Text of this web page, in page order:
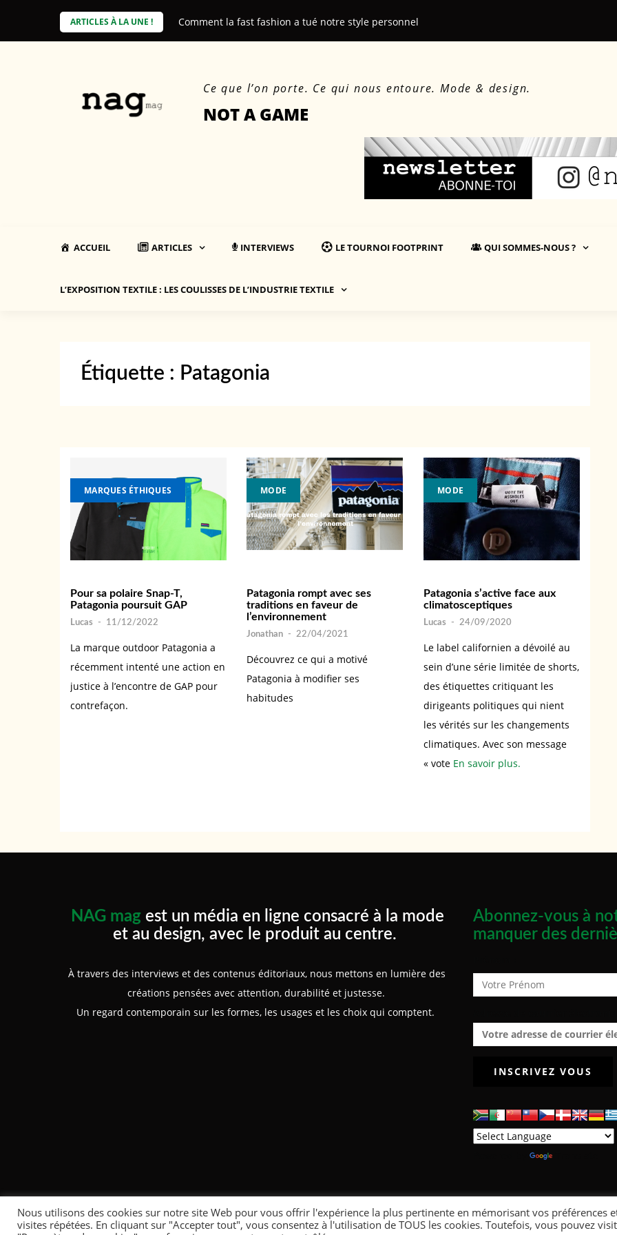
ARTICLES À LA UNE !
environnemental des produits Comment la fast fashion a tué notre style personnel
Ce que l’on porte. Ce qui nous entoure. Mode & design.
NOT A GAME
ACCUEIL ARTICLES INTERVIEWS LE TOURNOI FOOTPRINT QUI SOMMES-NOUS ?
L’EXPOSITION TEXTILE : LES COULISSES DE L’INDUSTRIE TEXTILE
Étiquette : Patagonia
MARQUES ÉTHIQUES
Pour sa polaire Snap-T,
Patagonia poursuit GAP
Lucas - 11/12/2022
La marque outdoor Patagonia a
récemment intenté une action en
justice à l’encontre de GAP pour
contrefaçon.
MODE
Patagonia rompt avec ses
traditions en faveur de
l’environnement
Jonathan - 22/04/2021
Découvrez ce qui a motivé
Patagonia à modifier ses
habitudes
MODE
Patagonia s’active face aux
climatosceptiques
Lucas - 24/09/2020
Le label californien a dévoilé au
sein d’une série limitée de shorts,
des étiquettes critiquant les
dirigeants politiques qui nient
les vérités sur les changements
climatiques. Avec son message
« vote En savoir plus.
NAG mag est un média en ligne consacré à la mode
et au design, avec le produit au centre.
À travers des interviews et des contenus éditoriaux, nous mettons en lumière des
créations pensées avec attention, durabilité et justesse.
Un regard contemporain sur les formes, les usages et les choix qui comptent.
Abonnez-vous à
manquer des
POWERED BY WORDPRESS |THEME:GREATMAGBY ATHEMES.
Nous utilisons des cookies sur notre site Web pour vous offrir l'expérience la plus pertinente en mémorisant vos préférences
visites répétées. En cliquant sur "Accepter tout", vous consentez à l'utilisation de TOUS les cookies. Toutefois, vous pouvez